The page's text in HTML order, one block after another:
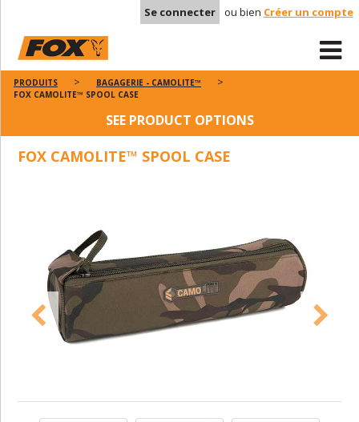
Se connecter ou bien Créer un compte
PRODUITS
BAGAGERIE - CAMOLITE™
FOX CAMOLITE™ SPOOL CASE
SEE PRODUCT OPTIONS
FOX CAMOLITE™ SPOOL CASE